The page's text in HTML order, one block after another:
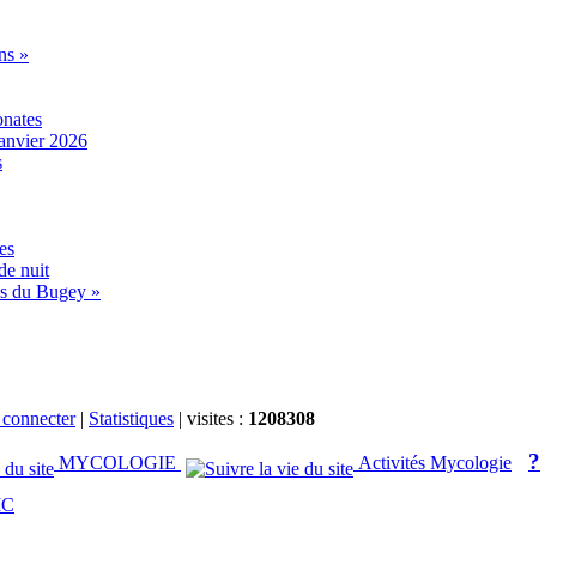
»
2026
nuit
du Bugey »
connecter| Statistiques | visites : 1208308
MYCOLOGIE Activités Mycologie ?